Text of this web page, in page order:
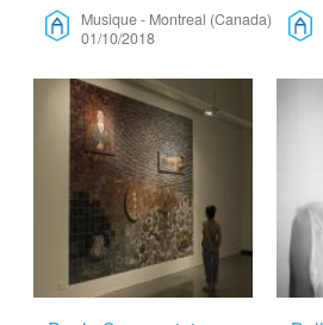
Musique- Montreal (Canada)
01/10/2018